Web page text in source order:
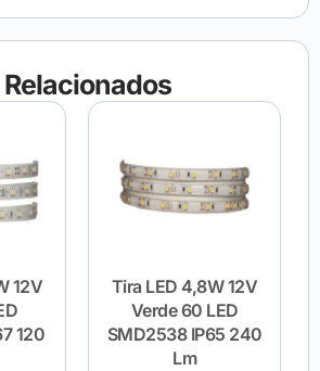
12V
120
Tira LED 4,8W 12V
Verde 60 LED
SMD2538 IP65 240
Lm